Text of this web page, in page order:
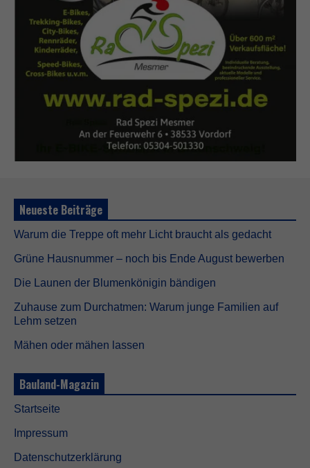
Neueste Beiträge
Warum die Treppe oft mehr Licht braucht als gedacht
Grüne Hausnummer – noch bis Ende August bewerben
Die Launen der Blumenkönigin bändigen
Zuhause zum Durchatmen: Warum junge Familien auf
Lehm setzen
Mähen oder mähen lassen
Bauland-Magazin
Startseite
Impressum
Datenschutzerklärung